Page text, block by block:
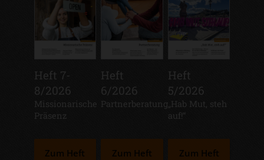
Heft 7-
8/2026
:
Missionarische
Präsenz
Zum Heft
Heft
6/2026
:
Partnerberatung
Zum Heft
Heft
5/2026
:
„Hab Mut, steh
auf!“
Zum Heft